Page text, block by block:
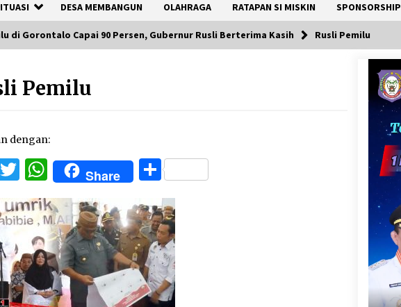
DESA MEMBANGUN OLAHRAGA RATAPAN SI MISKIN SPONSORSHIP
di Gorontalo Capai 90 Persen, Gubernur Rusli Berterima Kasih Rusli Pemilu
Pemilu
dengan:
Twitter
WhatsApp
Share Share